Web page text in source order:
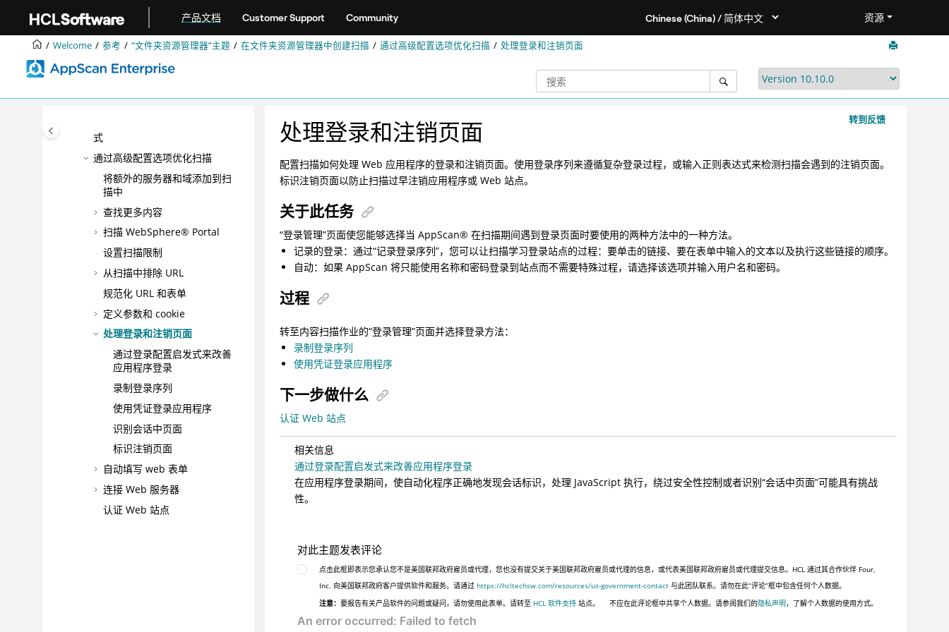
产品文档 Customer Support Community 资源
Welcome 参考 “文件夹资源管理器”主题 在文件夹资源管理器中创建扫描 通过高级配置选项优化扫描 处理登录和注销页面
配置无安全测试的基本扫描
使用 AppScan Enterprise 中的
扫描属性配置安全扫描
安全扫描的工作方式
式
通过高级配置选项优化扫描
将额外的服务器和域添加到扫
描中
查找更多内容
扫描 WebSphere® Portal
设置扫描限制
从扫描中排除 URL
规范化 URL 和表单
定义参数和 cookie
处理登录和注销页面
通过登录配置启发式来改善
应用程序登录
录制登录序列
使用凭证登录应用程序
识别会话中页面
标识注销页面
自动填写 web 表单
连接 Web 服务器
认证 Web 站点
转到反馈
处理登录和注销页面
配置扫描如何处理 Web 应用程序的登录和注销页面。使用登录序列来遵循复杂登录过程，或输入正则表达式来检测扫描会遇到的注销页面。
标识注销页面以防止扫描过早注销应用程序或 Web 站点。
关于此任务
“登录管理”页面使您能够选择当 AppScan® 在扫描期间遇到登录页面时要使用的两种方法中的一种方法。
记录的登录：通过“记录登录序列”，您可以让扫描学习登录站点的过程：要单击的链接、要在表单中输入的文本以及执行这些链接的顺序。
自动：如果 AppScan 将只能使用名称和密码登录到站点而不需要特殊过程，请选择该选项并输入用户名和密码。
过程
转至内容扫描作业的“登录管理”页面并选择登录方法：
录制登录序列
使用凭证登录应用程序
下一步做什么
认证 Web 站点
相关信息
通过登录配置启发式来改善应用程序登录
在应用程序登录期间，使自动化程序正确地发现会话标识，处理 JavaScript 执行，绕过安全性控制或者识别“会话中页面”可能具有挑战
性。
对此主题发表评论
点击此框即表示您承认您不是美国联邦政府雇员或代理，您也没有提交关于美国联邦政府雇员或代理的信息，或代表美国联邦政府雇员或代理提交信息。HCL 通过其合作伙伴 Four,
Inc. 向美国联邦政府客户提供软件和服务。请通过https://hcltechsw.com/resources/us-government-contact 与此团队联系。请勿在此“评论”框中包含任何个人数据。
注意：要报告有关产品软件的问题或疑问，请勿使用此表单。请转至 HCL 软件支持 站点。 不应在此评论框中共享个人数据。请参阅我们的隐私声明，了解个人数据的使用方式。